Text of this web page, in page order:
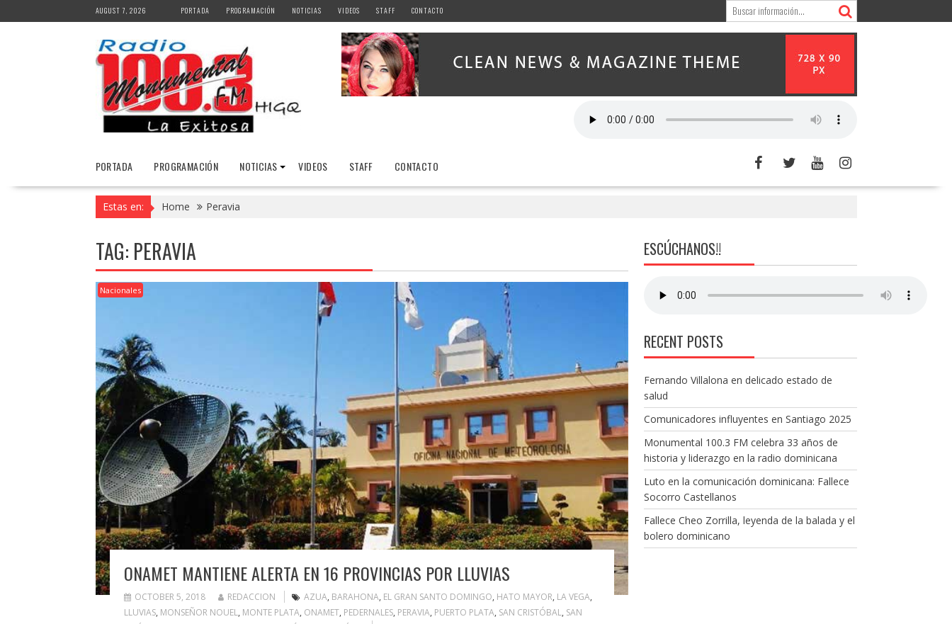
to
AUGUST 7, 2026 PORTADA PROGRAMACIÓN NOTICIAS VIDEOS STAFF CONTACTO
PORTADA PROGRAMACIÓN NOTICIAS VIDEOS STAFF CONTACTO
Estas en: Home Peravia
TAG: PERAVIA
Nacionales
ONAMET MANTIENE ALERTA EN 16 PROVINCIAS POR LLUVIAS
OCTOBER 5, 2018 REDACCION AZUA, BARAHONA, EL GRAN SANTO DOMINGO, HATO MAYOR, LA VEGA,
LLUVIAS, MONSEÑOR NOUEL, MONTE PLATA, ONAMET, PEDERNALES, PERAVIA, PUERTO PLATA, SAN CRISTÓBAL, SAN
ESCÚCHANOS!!
RECENT POSTS
Fernando Villalona en delicado estado de
salud
Comunicadores influyentes en Santiago 2025
Monumental 100.3 FM celebra 33 años de
historia y liderazgo en la radio dominicana
Luto en la comunicación dominicana: Fallece
Socorro Castellanos
Fallece Cheo Zorrilla, leyenda de la balada y el
bolero dominicano